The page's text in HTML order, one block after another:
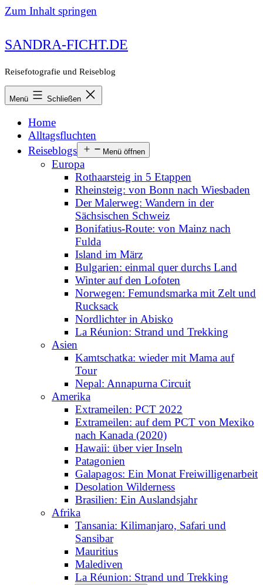
Zum Inhalt springen
SANDRA-FICHT.DE
Reisefotografie und Reiseblog
Menü Schließen
Home
Alltagsfluchten
Reiseblogs
Menü öffnen
Europa
Rothaarsteig in 5 Etappen
Rheinsteig: von Bonn nach Wiesbaden
Der Malerweg: Wandern in der
Sächsischen Schweiz
Bonifatius-Route: von Mainz nach
Fulda
Island im März
Bulgarien: einmal quer durchs Land
Winter auf den Lofoten
Norwegen: Femundsmarka mit Zelt und
Rucksack
Nordlichter in Abisko
La Réunion: Strand und Trekking
Asien
Kamtschatka: wieder mit Mama auf
Tour
Nepal: Annapurna Circuit
Amerika
Extrameilen: PCT 2022
Extrameilen: auf dem PCT von Mexiko
nach Kanada (2020)
Hawaii: über vier Inseln
Patagonien
Galapagos: Ein Monat Freiwilligenarbeit
Desolation Wilderness
Brasilien: Ein Auslandsjahr
Afrika
Tansania: Kilimanjaro, Safari und
Sansibar
Mauritius
Malediven
La Réunion: Strand und Trekking